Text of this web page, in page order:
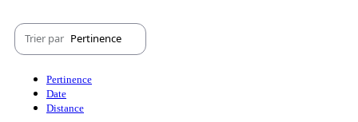
Trier par Pertinence
Pertinence
Date
Distance